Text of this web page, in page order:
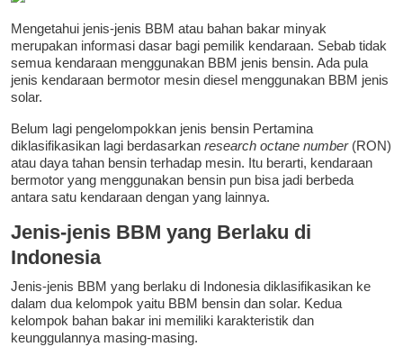
Mengetahui jenis-jenis BBM atau bahan bakar minyak
merupakan informasi dasar bagi pemilik kendaraan. Sebab tidak
semua kendaraan menggunakan BBM jenis bensin. Ada pula
jenis kendaraan bermotor mesin diesel menggunakan BBM jenis
solar.
Belum lagi pengelompokkan jenis bensin Pertamina
diklasifikasikan lagi berdasarkan research octane number(RON)
atau daya tahan bensin terhadap mesin. Itu berarti, kendaraan
bermotor yang menggunakan bensin pun bisa jadi berbeda
antara satu kendaraan dengan yang lainnya.
Jenis-jenis BBM yang Berlaku di
Indonesia
Jenis-jenis BBM yang berlaku di Indonesia diklasifikasikan ke
dalam dua kelompok yaitu BBM bensin dan solar. Kedua
kelompok bahan bakar ini memiliki karakteristik dan
keunggulannya masing-masing.